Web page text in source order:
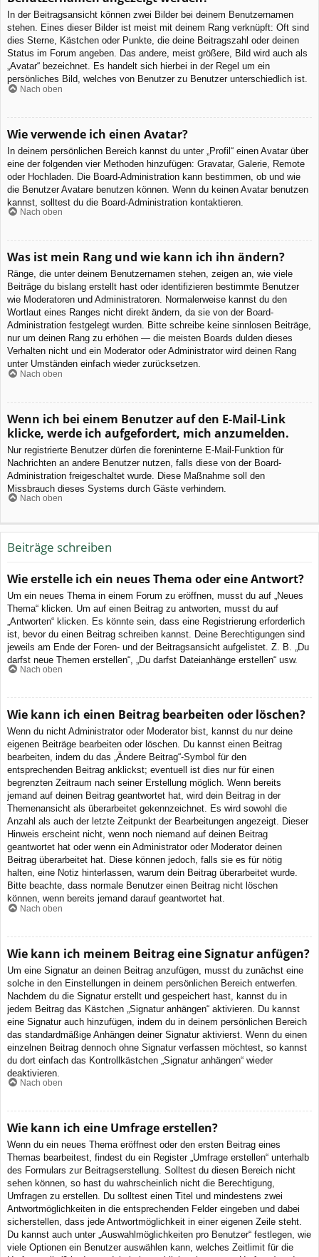
In der Beitragsansicht können zwei Bilder bei deinem Benutzernamen
stehen. Eines dieser Bilder ist meist mit deinem Rang verknüpft: Oft sind
dies Sterne, Kästchen oder Punkte, die deine Beitragszahl oder deinen
Status im Forum angeben. Das andere, meist größere, Bild wird auch als
„Avatar“ bezeichnet. Es handelt sich hierbei in der Regel um ein
persönliches Bild, welches von Benutzer zu Benutzer unterschiedlich ist.
Nach oben
Wie verwende ich einen Avatar?
In deinem persönlichen Bereich kannst du unter „Profil“ einen Avatar über
eine der folgenden vier Methoden hinzufügen: Gravatar, Galerie, Remote
oder Hochladen. Die Board-Administration kann bestimmen, ob und wie
die Benutzer Avatare benutzen können. Wenn du keinen Avatar benutzen
kannst, solltest du die Board-Administration kontaktieren.
Nach oben
Was ist mein Rang und wie kann ich ihn ändern?
Ränge, die unter deinem Benutzernamen stehen, zeigen an, wie viele
Beiträge du bislang erstellt hast oder identifizieren bestimmte Benutzer
wie Moderatoren und Administratoren. Normalerweise kannst du den
Wortlaut eines Ranges nicht direkt ändern, da sie von der Board-
Administration festgelegt wurden. Bitte schreibe keine sinnlosen Beiträge,
nur um deinen Rang zu erhöhen — die meisten Boards dulden dieses
Verhalten nicht und ein Moderator oder Administrator wird deinen Rang
unter Umständen einfach wieder zurücksetzen.
Nach oben
Wenn ich bei einem Benutzer auf den E-Mail-Link
klicke, werde ich aufgefordert, mich anzumelden.
Nur registrierte Benutzer dürfen die foreninterne E-Mail-Funktion für
Nachrichten an andere Benutzer nutzen, falls diese von der Board-
Administration freigeschaltet wurde. Diese Maßnahme soll den
Missbrauch dieses Systems durch Gäste verhindern.
Nach oben
Beiträge schreiben
Wie erstelle ich ein neues Thema oder eine Antwort?
Um ein neues Thema in einem Forum zu eröffnen, musst du auf „Neues
Thema“ klicken. Um auf einen Beitrag zu antworten, musst du auf
„Antworten“ klicken. Es könnte sein, dass eine Registrierung erforderlich
ist, bevor du einen Beitrag schreiben kannst. Deine Berechtigungen sind
jeweils am Ende der Foren- und der Beitragsansicht aufgelistet. Z. B. „Du
darfst neue Themen erstellen“, „Du darfst Dateianhänge erstellen“ usw.
Nach oben
Wie kann ich einen Beitrag bearbeiten oder löschen?
Wenn du nicht Administrator oder Moderator bist, kannst du nur deine
eigenen Beiträge bearbeiten oder löschen. Du kannst einen Beitrag
bearbeiten, indem du das „Ändere Beitrag“-Symbol für den
entsprechenden Beitrag anklickst; eventuell ist dies nur für einen
begrenzten Zeitraum nach seiner Erstellung möglich. Wenn bereits
jemand auf deinen Beitrag geantwortet hat, wird dein Beitrag in der
Themenansicht als überarbeitet gekennzeichnet. Es wird sowohl die
Anzahl als auch der letzte Zeitpunkt der Bearbeitungen angezeigt. Dieser
Hinweis erscheint nicht, wenn noch niemand auf deinen Beitrag
geantwortet hat oder wenn ein Administrator oder Moderator deinen
Beitrag überarbeitet hat. Diese können jedoch, falls sie es für nötig
halten, eine Notiz hinterlassen, warum dein Beitrag überarbeitet wurde.
Bitte beachte, dass normale Benutzer einen Beitrag nicht löschen
können, wenn bereits jemand darauf geantwortet hat.
Nach oben
Wie kann ich meinem Beitrag eine Signatur anfügen?
Um eine Signatur an deinen Beitrag anzufügen, musst du zunächst eine
solche in den Einstellungen in deinem persönlichen Bereich entwerfen.
Nachdem du die Signatur erstellt und gespeichert hast, kannst du in
jedem Beitrag das Kästchen „Signatur anhängen“ aktivieren. Du kannst
eine Signatur auch hinzufügen, indem du in deinem persönlichen Bereich
das standardmäßige Anhängen deiner Signatur aktivierst. Wenn du einen
einzelnen Beitrag dennoch ohne Signatur verfassen möchtest, so kannst
du dort einfach das Kontrollkästchen „Signatur anhängen“ wieder
deaktivieren.
Nach oben
Wie kann ich eine Umfrage erstellen?
Wenn du ein neues Thema eröffnest oder den ersten Beitrag eines
Themas bearbeitest, findest du ein Register „Umfrage erstellen“ unterhalb
des Formulars zur Beitragserstellung. Solltest du diesen Bereich nicht
sehen können, so hast du wahrscheinlich nicht die Berechtigung,
Umfragen zu erstellen. Du solltest einen Titel und mindestens zwei
Antwortmöglichkeiten in die entsprechenden Felder eingeben und dabei
sicherstellen, dass jede Antwortmöglichkeit in einer eigenen Zeile steht.
Du kannst auch unter „Auswahlmöglichkeiten pro Benutzer“ festlegen, wie
viele Optionen ein Benutzer auswählen kann, welches Zeitlimit für die